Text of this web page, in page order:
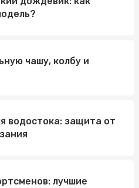
чашу, колбу и
водостока: защита от
лучшие